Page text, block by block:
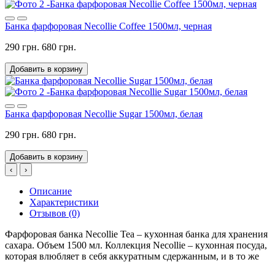
Банка фарфоровая Necollie Coffee 1500мл, черная
290 грн. 680 грн.
Добавить в корзину
Банка фарфоровая Necollie Sugar 1500мл, белая
290 грн. 680 грн.
Добавить в корзину
‹
›
Описание
Характеристики
Отзывов (0)
Фарфоровая банка Necollie Tea – кухонная банка для хранения
сахара. Объем 1500 мл. Коллекция Necollie – кухонная посуда,
которая влюбляет в себя аккуратным сдержанным, и в то же